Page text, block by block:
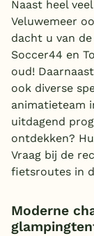
Naast heel
Veluwemeer
dacht u van
Soccer44 en
oud!
ook diverse
animatieteam
uitdagend
ontdekken?
Vraag bij de
fietsroutes in
Moderne